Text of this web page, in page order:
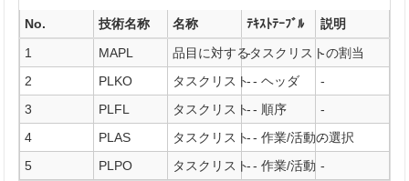
No. 技術名称 名称 ﾃｷｽﾄﾃｰﾌﾞﾙ
説明
1
MAPL 品目に対するタスクリストの割当
-
-
2
PLKO タスクリスト - ヘッダ
-
-
3
PLFL タスクリスト - 順序
-
-
4
PLAS タスクリスト - 作業/活動の選択
-
-
5
PLPO タスクリスト - 作業/活動
- -